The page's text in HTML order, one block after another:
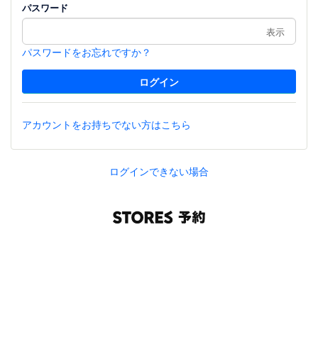
パスワード
表示
パスワードをお忘れですか？
アカウントをお持ちでない方はこちら
ログインできない場合